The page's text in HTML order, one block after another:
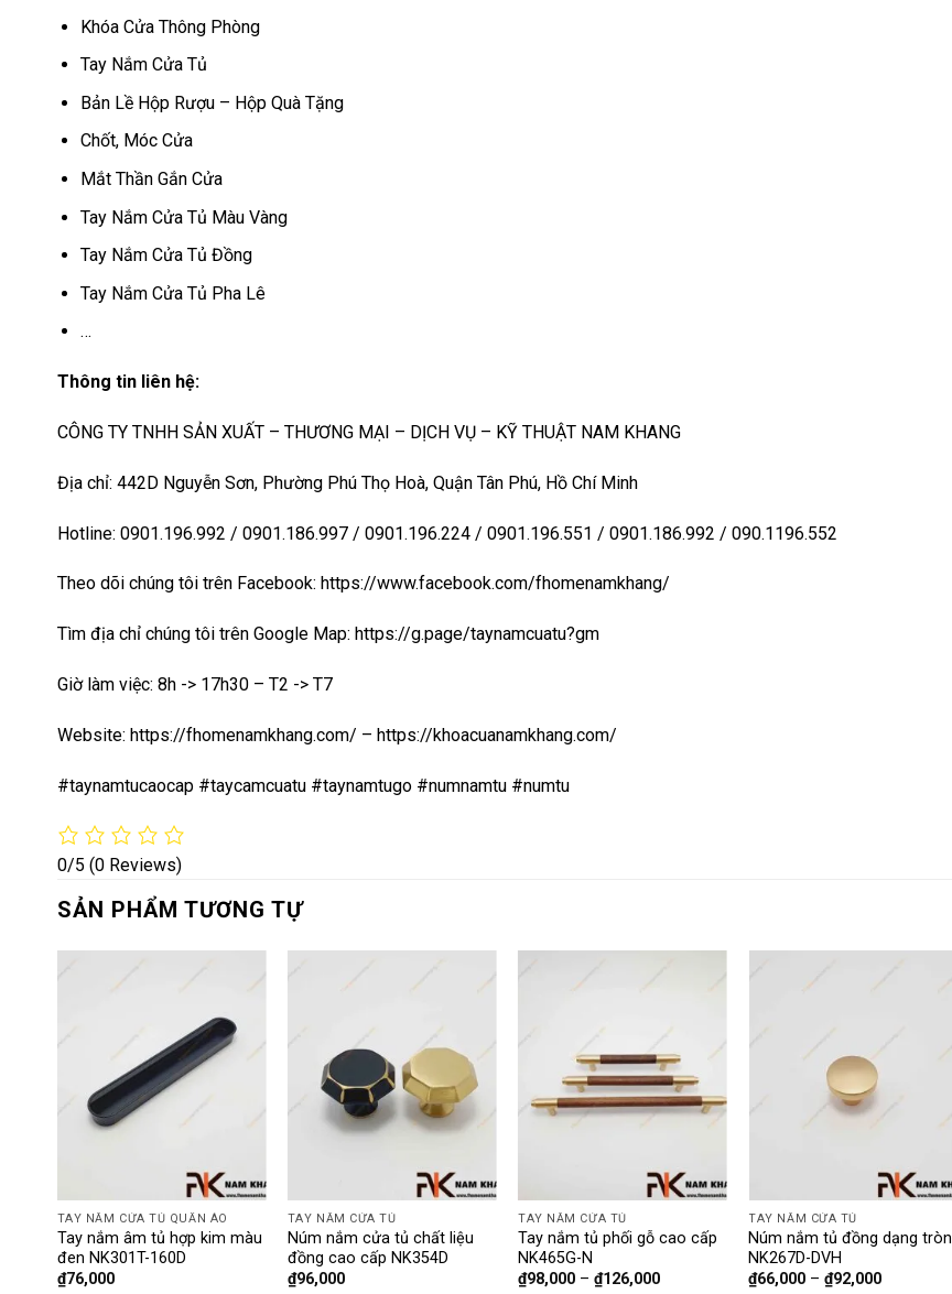
Khóa Cửa Thông Phòng
Tay Nắm Cửa Tủ
Bản Lề Hộp Rượu – Hộp Quà Tặng
Chốt, Móc Cửa
Mắt Thần Gắn Cửa
Tay Nắm Cửa Tủ Màu Vàng
Tay Nắm Cửa Tủ Đồng
Tay Nắm Cửa Tủ Pha Lê
…
Thông tin liên hệ:
CÔNG TY TNHH SẢN XUẤT – THƯƠNG MẠI – DỊCH VỤ – KỸ THUẬT NAM KHANG
Địa chỉ: 442D Nguyễn Sơn, Phường Phú Thọ Hoà, Quận Tân Phú, Hồ Chí Minh
Hotline: 0901.196.992 / 0901.186.997 / 0901.196.224 / 0901.196.551 / 0901.186.992 / 090.1196.552
Theo dõi chúng tôi trên Facebook: https://www.facebook.com/fhomenamkhang/
Tìm địa chỉ chúng tôi trên Google Map: https://g.page/taynamcuatu?gm
Giờ làm việc: 8h -> 17h30 – T2 -> T7
Website: https://fhomenamkhang.com/ – https://khoacuanamkhang.com/
#taynamtucaocap #taycamcuatu #taynamtugo #numnamtu #numtu
0/5 (0 Reviews)
SẢN PHẨM TƯƠNG TỰ
TAY NẮM CỬA TỦ QUẦN ÁO
Tay nắm âm tủ hợp kim màu
đen NK301T-160D
₫76,000
TAY NẮM CỬA TỦ
Núm nắm cửa tủ chất liệu
đồng cao cấp NK354D
₫96,000
TAY NẮM CỬA TỦ
Tay nắm tủ phối gỗ cao cấp
NK465G-N
₫98,000 –₫126,000
TAY NẮM CỬA TỦ
Núm nắm tủ đồng dạng tròn
NK267D-DVH
₫66,000 –₫92,000